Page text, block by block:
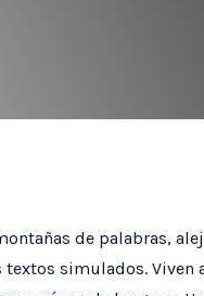
de palabras,
simulados. Viven